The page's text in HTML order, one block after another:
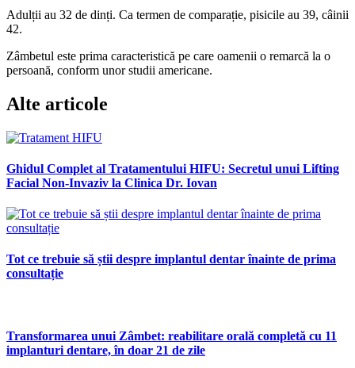
Adulții au 32 de dinți. Ca termen de comparație, pisicile au 39, câinii
42.
Zâmbetul este prima caracteristică pe care oamenii o remarcă la o
persoană, conform unor studii americane.
Alte articole
Ghidul Complet al Tratamentului HIFU: Secretul unui Lifting
Facial Non-Invaziv la Clinica Dr. Iovan
Tot ce trebuie să știi despre implantul dentar înainte de prima
consultație
Transformarea unui Zâmbet: reabilitare orală completă cu 11
implanturi dentare, în doar 21 de zile